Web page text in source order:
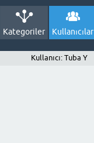
Kategoriler Kullanıcılar
Kullanıcı: Tuba Y